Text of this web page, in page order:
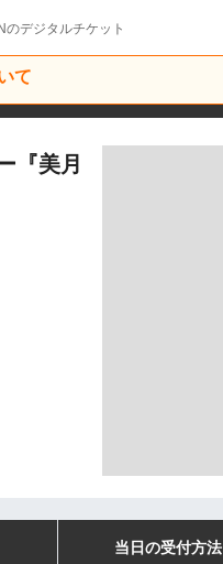
デジタルチケット
て
『美月
当日の受付方法